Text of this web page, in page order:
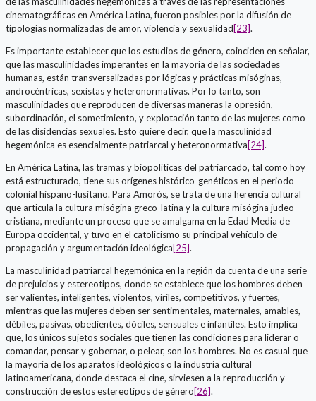
cinematográficas en América Latina, fueron posibles por la difusión de
tipologías normalizadas de amor, violencia y sexualidad[23].
Es importante establecer que los estudios de género, coinciden en señalar,
que las masculinidades imperantes en la mayoría de las sociedades
humanas, están transversalizadas por lógicas y prácticas misóginas,
androcéntricas, sexistas y heteronormativas. Por lo tanto, son
masculinidades que reproducen de diversas maneras la opresión,
subordinación, el sometimiento, y explotación tanto de las mujeres como
de las disidencias sexuales. Esto quiere decir, que la masculinidad
hegemónica es esencialmente patriarcal y heteronormativa[24].
En América Latina, las tramas y biopolíticas del patriarcado, tal como hoy
está estructurado, tiene sus orígenes histórico-genéticos en el periodo
colonial hispano-lusitano. Para Amorós, se trata de una herencia cultural
que articula la cultura misógina greco-latina y la cultura misógina judeo-
cristiana, mediante un proceso que se amalgama en la Edad Media de
Europa occidental, y tuvo en el catolicismo su principal vehículo de
propagación y argumentación ideológica[25].
La masculinidad patriarcal hegemónica en la región da cuenta de una serie
de prejuicios y estereotipos, donde se establece que los hombres deben
ser valientes, inteligentes, violentos, viriles, competitivos, y fuertes,
mientras que las mujeres deben ser sentimentales, maternales, amables,
débiles, pasivas, obedientes, dóciles, sensuales e infantiles. Esto implica
que, los únicos sujetos sociales que tienen las condiciones para liderar o
comandar, pensar y gobernar, o pelear, son los hombres. No es casual que
la mayoría de los aparatos ideológicos o la industria cultural
latinoamericana, donde destaca el cine, sirviesen a la reproducción y
construcción de estos estereotipos de género[26].